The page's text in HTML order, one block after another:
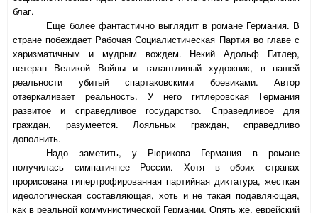
благ.
Еще более фантастично выглядит в романе Германия. В
стране побеждает Рабочая Социалистическая Партия во главе с
харизматичным и мудрым вождем. Некий Адольф Гитлер,
ветеран Великой Войны и талантливый художник, в нашей
реальности убитый спартаковскими боевиками. Автор
отзеркаливает реальность. У него гитлеровская Германия
развитое и справедливое государство. Справедливое для
граждан, разумеется. Лояльных граждан, справедливо
дополнить.
Надо заметить, у Рюрикова Германия в романе
получилась симпатичнее России. Хотя в обоих странах
прорисована гипертрофированная партийная диктатура, жесткая
идеологическая составляющая, хоть и не такая подавляющая,
как в реальной коммунистической Германии. Опять же, еврейский